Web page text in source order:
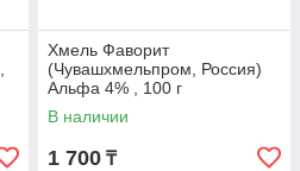
Хмель Фаворит
(Чувашхмельпром, Россия)
Альфа 4% , 100 г
В наличии
1 700 ₸